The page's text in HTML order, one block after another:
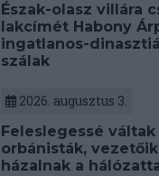
Észak-olasz villára
lakcímét Habony
ingatlanos-
szálak
2026. augusztus 3.
Feleslegessé
orbánisták,
házalnak a